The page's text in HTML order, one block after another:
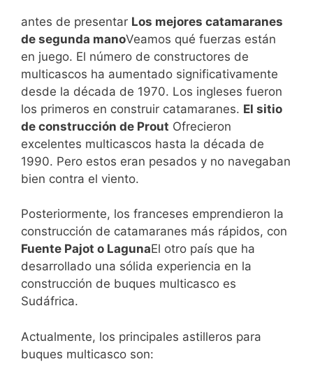
antes de presentar Los mejores catamaranes
de segunda manoVeamos qué fuerzas están
en juego. El número de constructores de
multicascos ha aumentado significativamente
desde la década de 1970. Los ingleses fueron
los primeros en construir catamaranes. El sitio
de construcción de Prout Ofrecieron
excelentes multicascos hasta la década de
1990. Pero estos eran pesados ​​y no navegaban
bien contra el viento.
Posteriormente, los franceses emprendieron la
construcción de catamaranes más rápidos, con
Fuente Pajot o LagunaEl otro país que ha
desarrollado una sólida experiencia en la
construcción de buques multicasco es
Sudáfrica.
Actualmente, los principales astilleros para
buques multicasco son: